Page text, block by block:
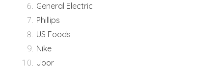
General Electric
Phillips
US Foods
Nike
Joor